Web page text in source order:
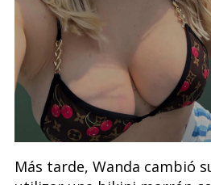
Más tarde, Wanda cambió